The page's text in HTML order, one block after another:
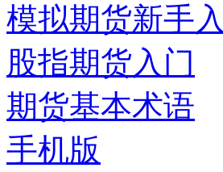
模拟期货新手
股指期货入门
期货基本术语
手机版